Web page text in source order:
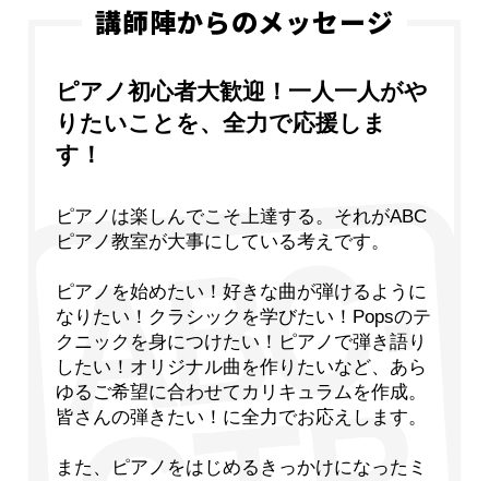
講師陣からのメッセージ
ピアノ初心者大歓迎！一人一人がや
りたいことを、全力で応援しま
す！
ピアノは楽しんでこそ上達する。それがABC
ピアノ教室が大事にしている考えです。
ピアノを始めたい！好きな曲が弾けるように
なりたい！クラシックを学びたい！Popsのテ
クニックを身につけたい！ピアノで弾き語り
したい！オリジナル曲を作りたいなど、あら
ゆるご希望に合わせてカリキュラムを作成。
皆さんの弾きたい！に全力でお応えします。
また、ピアノをはじめるきっかけになったミ